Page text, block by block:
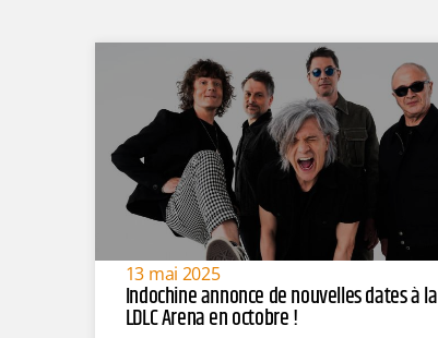
13 mai 2025
Indochine annonce de nouvelles dates à la
LDLC Arena en octobre !